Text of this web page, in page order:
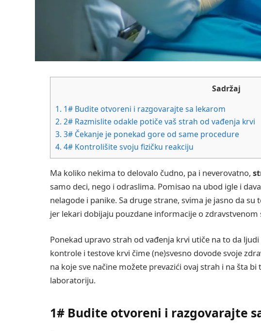
Sadržaj
1. 1# Budite otvoreni i razgovarajte sa lekarom
2. 2# Razmislite odakle potiče vaš strah od vađenja krvi
3. 3# Čekanje je ponekad gore od same procedure
4. 4# Kontrolišite svoju fizičku reakciju
Ma koliko nekima to delovalo čudno, pa i neverovatno,
samo deci, nego i odraslima. Pomisao na ubod igle i
nelagode i panike. Sa druge strane, svima je jasno da
jer lekari dobijaju pouzdane informacije o zdravstvenom
Ponekad upravo strah od vađenja krvi utiče na to da
kontrole i testove krvi čime (ne)svesno dovode svoje
na koje sve načine možete prevazići ovaj strah i na šta
laboratoriju.
1# Budite otvoreni i razgovarajte